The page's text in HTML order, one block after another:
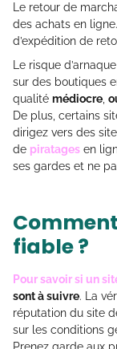
Le retour de
des achats en
d’expédition de
Le risque
sur des boutiques
qualité médiocre,
De plus, certains
dirigez vers des
de piratages en
ses gardes et ne
fiable ?
Pour savoir si un
sont à suivre. La
réputation du site
sur les conditions